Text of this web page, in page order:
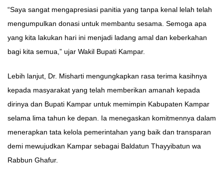
“Saya sangat mengapresiasi panitia yang tanpa kenal lelah telah
mengumpulkan donasi untuk membantu sesama. Semoga apa
yang kita lakukan hari ini menjadi ladang amal dan keberkahan
bagi kita semua,” ujar Wakil Bupati Kampar.
Lebih lanjut, Dr. Misharti mengungkapkan rasa terima kasihnya
kepada masyarakat yang telah memberikan amanah kepada
dirinya dan Bupati Kampar untuk memimpin Kabupaten Kampar
selama lima tahun ke depan. Ia menegaskan komitmennya dalam
menerapkan tata kelola pemerintahan yang baik dan transparan
demi mewujudkan Kampar sebagai Baldatun Thayyibatun wa
Rabbun Ghafur.